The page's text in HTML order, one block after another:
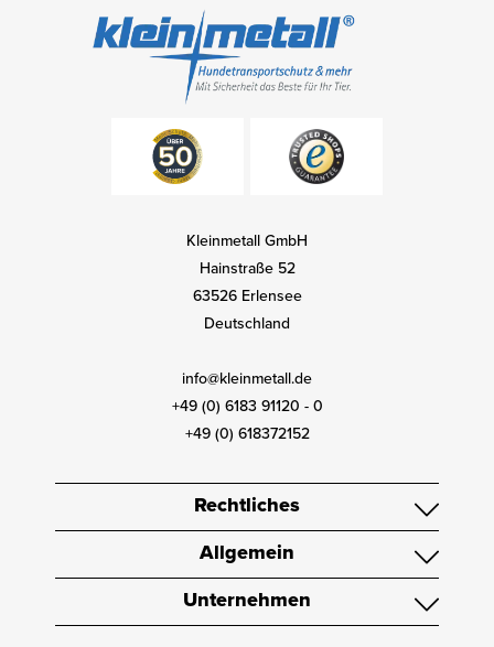
Kleinmetall GmbH
Hainstraße 52
63526 Erlensee
Deutschland
info@kleinmetall.de
+49 (0) 6183 91120 - 0
+49 (0) 618372152
Rechtliches
Allgemein
Unternehmen